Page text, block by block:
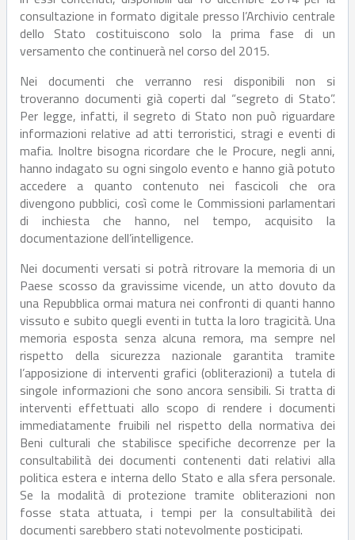
consultazione in formato digitale presso l’Archivio centrale
dello Stato costituiscono solo la prima fase di un
versamento che continuerà nel corso del 2015.
Nei documenti che verranno resi disponibili non si
troveranno documenti già coperti dal “segreto di Stato”.
Per legge, infatti, il segreto di Stato non può riguardare
informazioni relative ad atti terroristici, stragi e eventi di
mafia. Inoltre bisogna ricordare che le Procure, negli anni,
hanno indagato su ogni singolo evento e hanno già potuto
accedere a quanto contenuto nei fascicoli che ora
divengono pubblici, così come le Commissioni parlamentari
di inchiesta che hanno, nel tempo, acquisito la
documentazione dell’intelligence.
Nei documenti versati si potrà ritrovare la memoria di un
Paese scosso da gravissime vicende, un atto dovuto da
una Repubblica ormai matura nei confronti di quanti hanno
vissuto e subito quegli eventi in tutta la loro tragicità. Una
memoria esposta senza alcuna remora, ma sempre nel
rispetto della sicurezza nazionale garantita tramite
l’apposizione di interventi grafici (obliterazioni) a tutela di
singole informazioni che sono ancora sensibili. Si tratta di
interventi effettuati allo scopo di rendere i documenti
immediatamente fruibili nel rispetto della normativa dei
Beni culturali che stabilisce specifiche decorrenze per la
consultabilità dei documenti contenenti dati relativi alla
politica estera e interna dello Stato e alla sfera personale.
Se la modalità di protezione tramite obliterazioni non
fosse stata attuata, i tempi per la consultabilità dei
documenti sarebbero stati notevolmente posticipati.